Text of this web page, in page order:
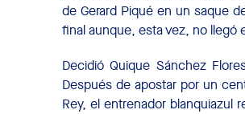
de Gerard Piqué en un saque
final aunque, esta vez, no llegó
Decidió Quique Sánchez
Después de apostar por un
Rey, el entrenador blanquiazul